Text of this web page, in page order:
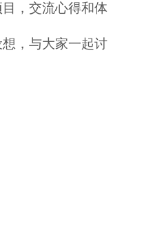
，交流心得和体
，与大家一起讨